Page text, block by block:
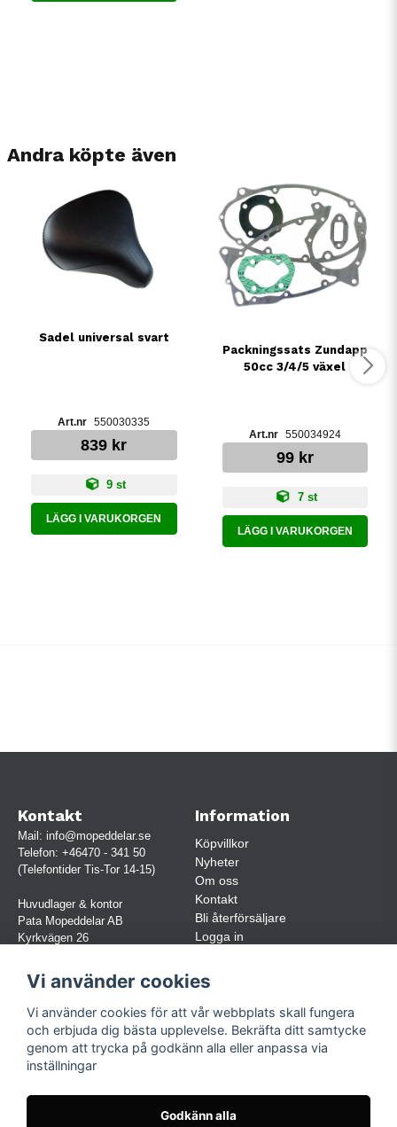
Andra köpte även
Sadel universal svart
550030335
839 kr
9 st
LÄGG I VARUKORGEN
Packningssats Zundapp
50cc 3/4/5 växel
550034924
99 kr
7 st
LÄGG I VARUKORGEN
Kontakt
Mail: info@mopeddelar.se
Telefon: +46470 - 341 50
(Telefontider Tis-Tor 14-15)
Huvudlager & kontor
Pata Mopeddelar AB
Kyrkvägen 26
(OBS. Endast förbokade besök)
Org.nr:
559030-5248
Jur. namn: Pata Mopeddelar AB
Information
Köpvillkor
Nyheter
Om oss
Kontakt
Bli återförsäljare
Logga in
Följ oss
Vi använder cookies
Vi använder cookies för att vår webbplats skall fungera
och erbjuda dig bästa upplevelse. Bekräfta ditt samtycke
genom att trycka på godkänn alla eller anpassa via
inställningar
Godkänn alla